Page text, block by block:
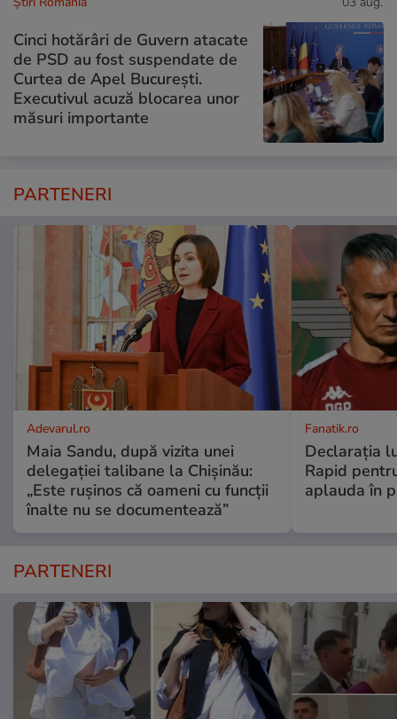
Cinci hotărâri de Guvern atacate
de PSD au fost suspendate de
Curtea de Apel București.
Executivul acuză blocarea unor
măsuri importante
PARTENERI
Adevarul.ro
Maia Sandu, după vizita unei
delegației talibane la Chișinău:
„Este rușinos că oameni cu funcții
înalte nu se documentează”
Fanatik.ro
Declarația
Rapid
aplauda în
PARTENERI